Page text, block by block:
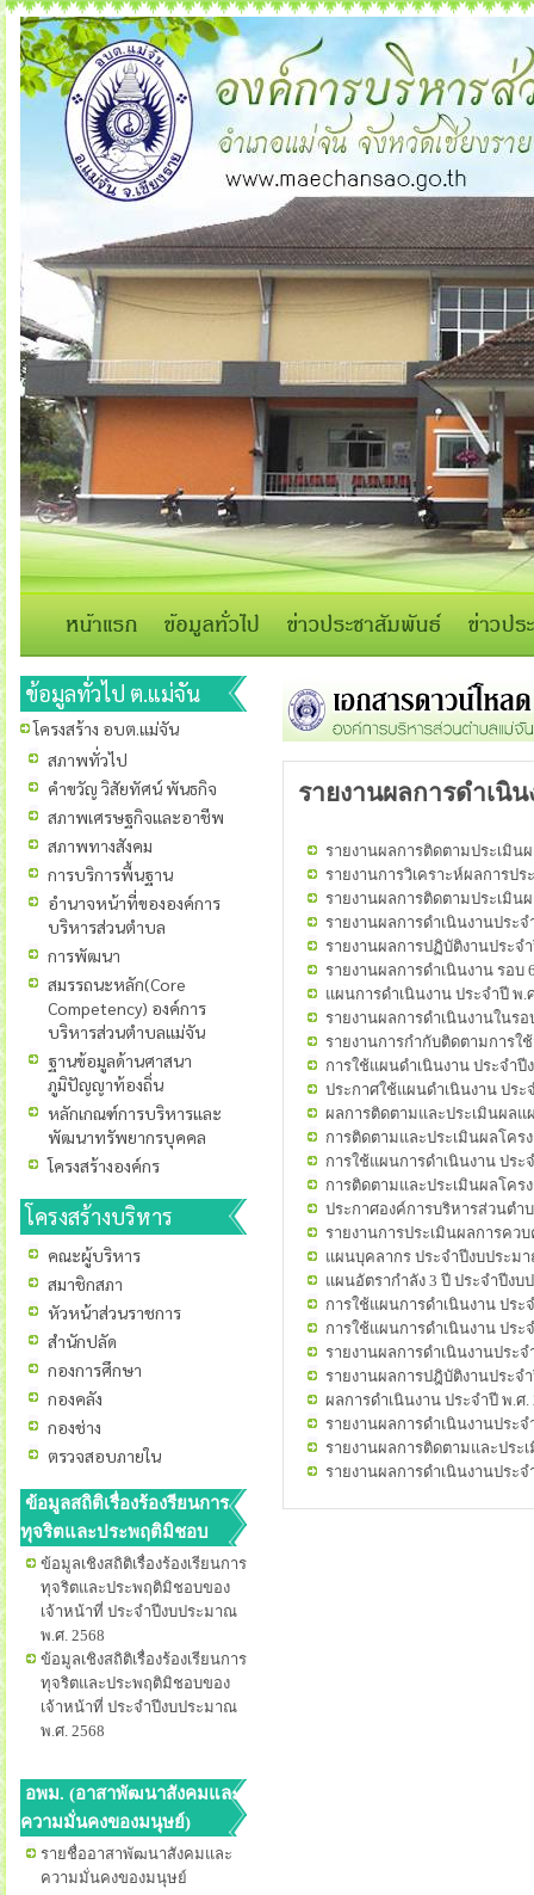
ข้อมูลทั่วไป ต.แม่จัน
โครงสร้าง อบต.แม่จัน
สภาพทั่วไป
คำขวัญ วิสัยทัศน์ พันธกิจ
สภาพเศรษฐกิจและอาชีพ
สภาพทางสังคม
การบริการพื้นฐาน
อำนาจหน้าที่ขององค์การ
บริหารส่วนตำบล
การพัฒนา
สมรรถนะหลัก(Core
Competency) องค์การ
บริหารส่วนตำบลแม่จัน
ฐานข้อมูลด้านศาสนา
ภูมิปัญญาท้องถิ่น
หลักเกณฑ์การบริหารและ
พัฒนาทรัพยากรบุคคล
โครงสร้างองค์กร
โครงสร้างบริหาร
คณะผู้บริหาร
สมาชิกสภา
หัวหน้าส่วนราชการ
สำนักปลัด
กองการศึกษา
กองคลัง
กองช่าง
ตรวจสอบภายใน
ข้อมูลสถิติเรื่องร้องรียนการ
ทุจริตและประพฤติมิชอบ
ข้อมูลเชิงสถิติเรื่องร้องเรียนการ
ทุจริตและประพฤติมิชอบของ
เจ้าหน้าที่ ประจำปีงบประมาณ
พ.ศ. 2568
ข้อมูลเชิงสถิติเรื่องร้องเรียนการ
ทุจริตและประพฤติมิชอบของ
เจ้าหน้าที่ ประจำปีงบประมาณ
พ.ศ. 2568
อพม. (อาสาพัฒนาสังคมและ
ความมั่นคงของมนุษย์)
รายชื่ออาสาพัฒนาสังคมและ
ความมั่นคงของมนุษย์
รายงานผลการดำเนิ
รายงานผลการติดตามประเมิน
รายงานการวิเคราะห์ผลการป
รายงานผลการติดตามประเมิน
รายงานผลการดำเนินงานประ
รายงานผลการปฏิบัติงานประจ
รายงานผลการดำเนินงาน รอบ
แผนการดำเนินงาน ประจำปี พ.
รายงานผลการดำเนินงานในร
รายงานการกำกับติดตามการใ
การใช้แผนดำเนินงาน ประจำ
ประกาศใช้แผนดำเนินงาน ปร
ผลการติดตามและประเมินผล
การติดตามและประเมินผลโคร
การใช้แผนการดำเนินงาน ปร
การติดตามและประเมินผลโคร
ประกาศองค์การบริหารส่วนตำ
รายงานการประเมินผลการคว
แผนบุคลากร ประจำปีงบประม
แผนอัตรากำลัง 3 ปี ประจำปีงบ
การใช้แผนการดำเนินงาน ปร
การใช้แผนการดำเนินงาน ปร
รายงานผลการดำเนินงานประ
รายงานผลการปฎิบัติงานประจ
ผลการดำเนินงาน ประจำปี พ.ศ.
รายงานผลการดำเนินงานประจ
รายงานผลการติดตามและประ
รายงานผลการดำเนินงานประจ